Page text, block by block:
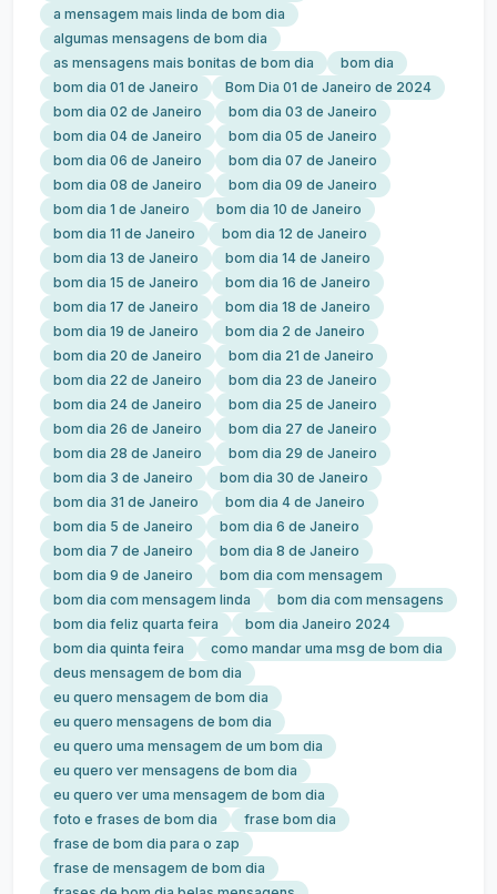
a mensagem mais linda de bom dia
algumas mensagens de bom dia
as mensagens mais bonitas de bom dia
bom dia
bom dia 01 de Janeiro
Bom Dia 01 de Janeiro de 2024
bom dia 02 de Janeiro
bom dia 03 de Janeiro
bom dia 04 de Janeiro
bom dia 05 de Janeiro
bom dia 06 de Janeiro
bom dia 07 de Janeiro
bom dia 08 de Janeiro
bom dia 09 de Janeiro
bom dia 1 de Janeiro
bom dia 10 de Janeiro
bom dia 11 de Janeiro
bom dia 12 de Janeiro
bom dia 13 de Janeiro
bom dia 14 de Janeiro
bom dia 15 de Janeiro
bom dia 16 de Janeiro
bom dia 17 de Janeiro
bom dia 18 de Janeiro
bom dia 19 de Janeiro
bom dia 2 de Janeiro
bom dia 20 de Janeiro
bom dia 21 de Janeiro
bom dia 22 de Janeiro
bom dia 23 de Janeiro
bom dia 24 de Janeiro
bom dia 25 de Janeiro
bom dia 26 de Janeiro
bom dia 27 de Janeiro
bom dia 28 de Janeiro
bom dia 29 de Janeiro
bom dia 3 de Janeiro
bom dia 30 de Janeiro
bom dia 31 de Janeiro
bom dia 4 de Janeiro
bom dia 5 de Janeiro
bom dia 6 de Janeiro
bom dia 7 de Janeiro
bom dia 8 de Janeiro
bom dia 9 de Janeiro
bom dia com mensagem
bom dia com mensagem linda
bom dia com mensagens
bom dia feliz quarta feira
bom dia Janeiro 2024
bom dia quinta feira
como mandar uma msg de bom dia
deus mensagem de bom dia
eu quero mensagem de bom dia
eu quero mensagens de bom dia
eu quero uma mensagem de um bom dia
eu quero ver mensagens de bom dia
eu quero ver uma mensagem de bom dia
foto e frases de bom dia
frase bom dia
frase de bom dia para o zap
frase de mensagem de bom dia